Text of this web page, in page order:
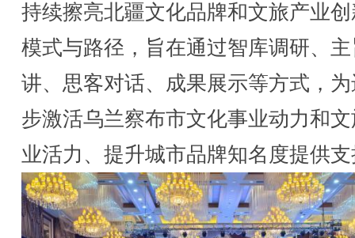
持续擦亮北疆文化品牌和文旅产业
模式与路径，旨在通过智库调研、
讲、思客对话、成果展示等方式，
步激活乌兰察布市文化事业动力和
业活力、提升城市品牌知名度提供